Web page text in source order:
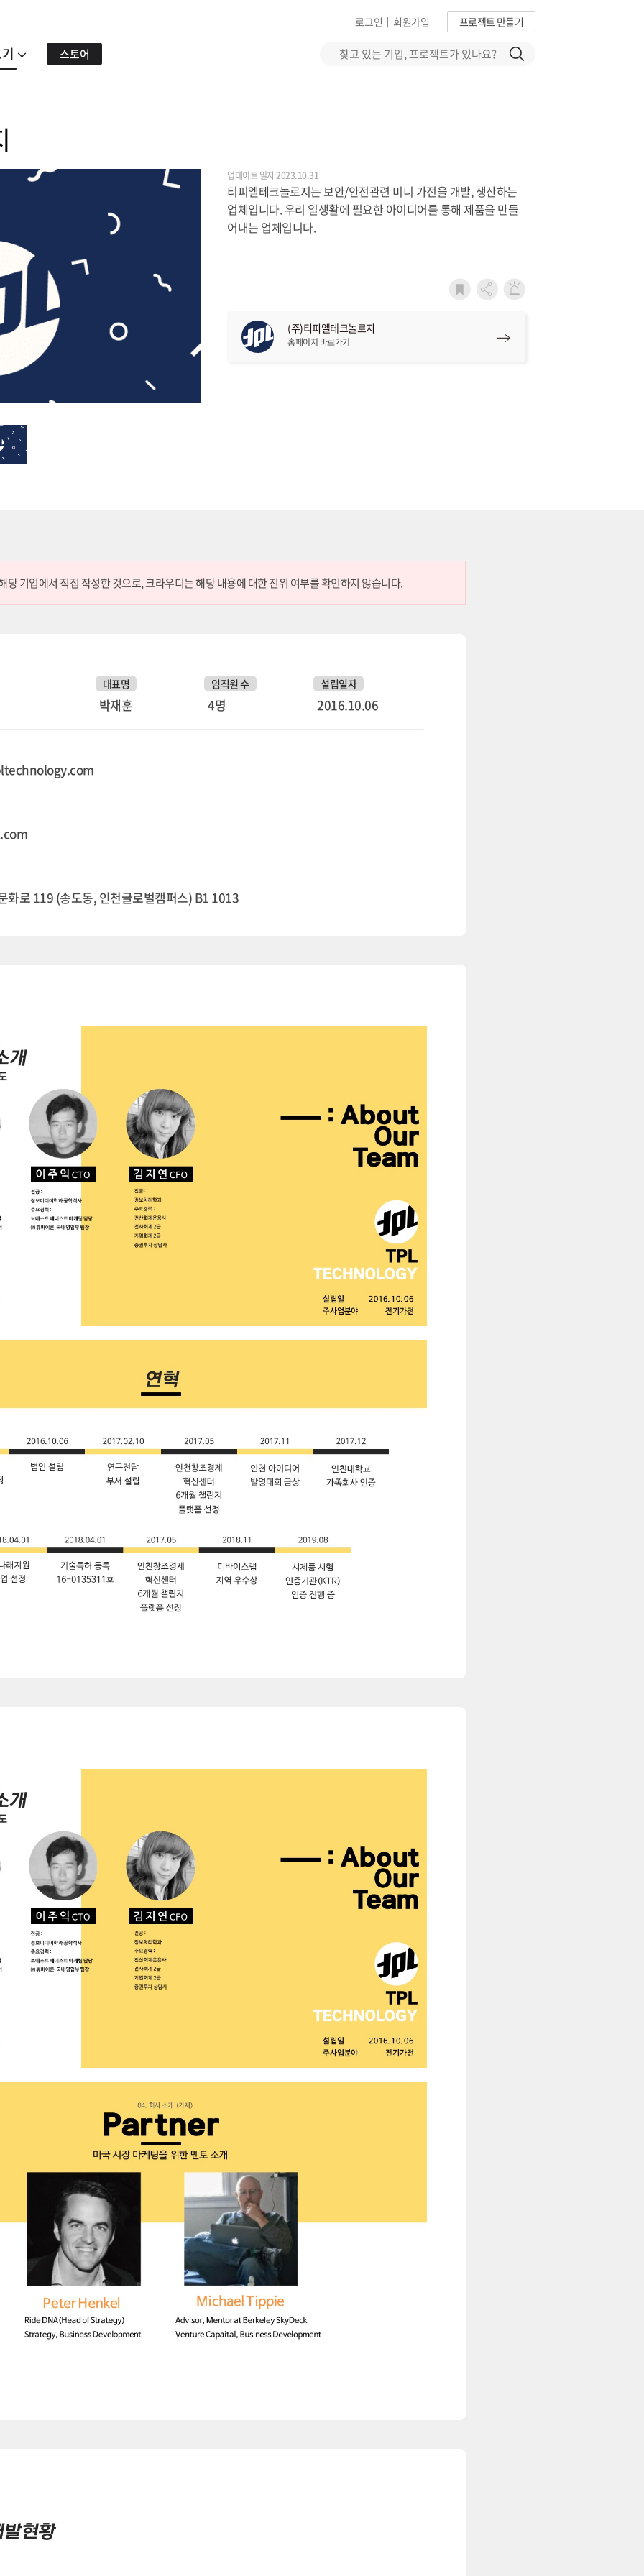
프로젝트 만들기
회원가입
|
로그인
스토어
업데이트 일자 2023.10.31
티피엘테크놀로지는 보안/안전관련 미니 가전을 개발, 생산하는
업체입니다. 우리 일생활에 필요한 아이디어를 통해 제품을 만들
어내는 업체입니다.
(주)티피엘테크놀로지
홈페이지 바로가기
당 기업에서 직접 작성한 것으로,크라우디는 해당 내용에 대한 진위 여부를 확인하지 않습니다.
대표명
박재훈
임직원 수
4명
설립일자
2016.10.06
화로 119 (송도동, 인천글로벌캠퍼스) B1 1013